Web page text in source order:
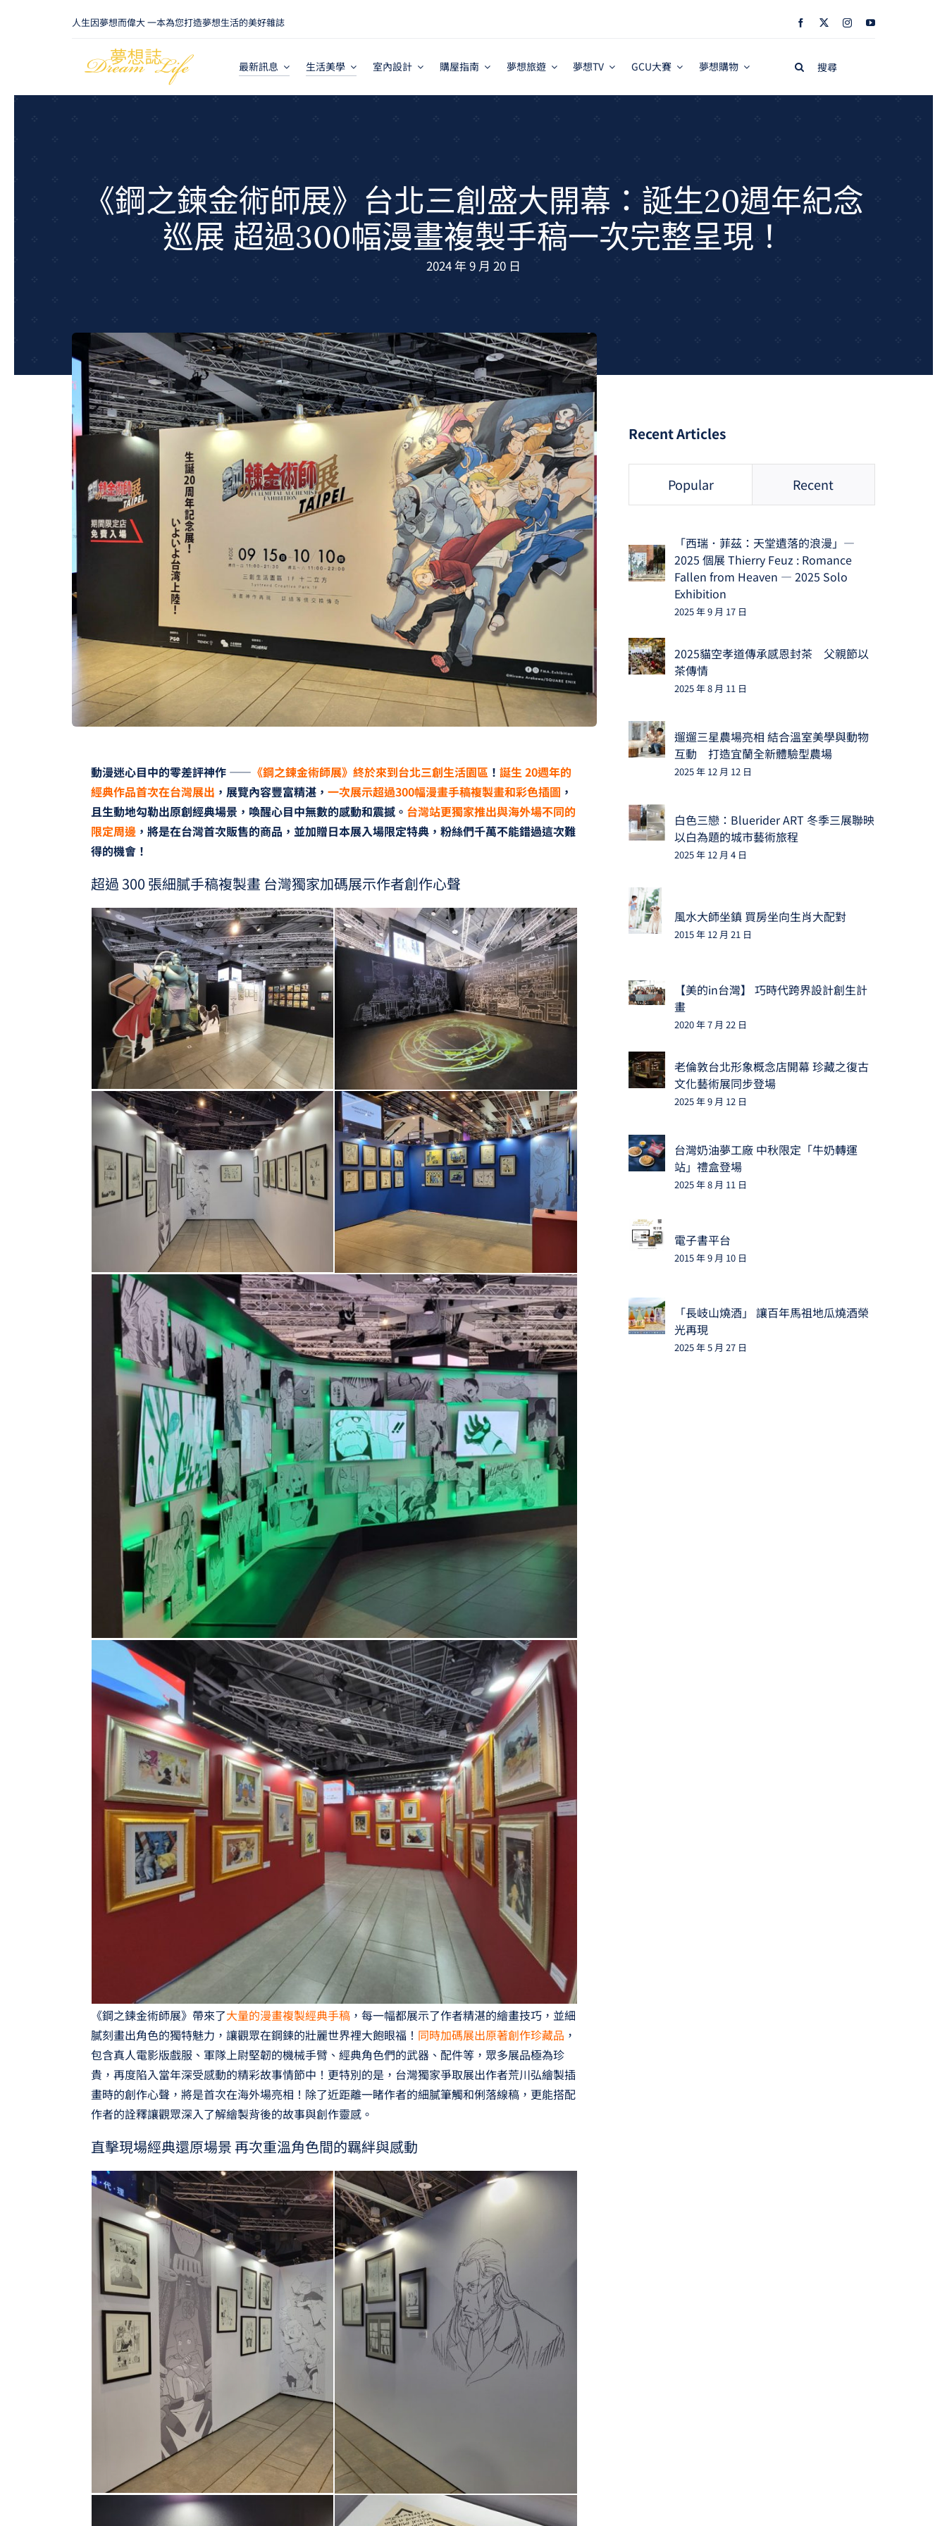
人生因夢想而偉大 一本為您打造夢想生活的美好雜誌
最新訊息 生活美學 室內設計 購屋指南 夢想旅遊 夢想TV GCU大賽 夢想購物
Search
《鋼之鍊金術師展》台北三創盛大開幕：誕生20週年紀念
巡展 超過300幅漫畫複製手稿一次完整呈現！
2024 年 9 月 20 日
動漫迷心目中的零差評神作 —— 《鋼之鍊金術師展》終於來到台北三創生活園區 ！ 誕生 20週年的
經典作品首次在台灣展出 ，展覽內容豐富精湛， 一次展示超過300幅漫畫手稿複製畫和彩色插圖 ，
且生動地勾勒出原創經典場景，喚醒心目中無數的感動和震撼。 台灣站更獨家推出與海外場不同的
限定周邊，將是在台灣首次販售的商品，並加贈日本展入場限定特典，粉絲們千萬不能錯過這次難
得的機會！
超過 300 張細膩手稿複製畫 台灣獨家加碼展示作者創作心聲
《鋼之鍊金術師展》帶來了大量的漫畫複製經典手稿，每一幅都展示了作者精湛的繪畫技巧，並細
膩刻畫出角色的獨特魅力，讓觀眾在鋼鍊的壯麗世界裡大飽眼福！ 同時加碼展出原著創作珍藏品 ，
包含真人電影版戲服、軍隊上尉堅韌的機械手臂、經典角色們的武器、配件等，眾多展品極為珍
貴，再度陷入當年深受感動的精彩故事情節中！更特別的是，台灣獨家爭取展出作者荒川弘繪製插
畫時的創作心聲，將是首次在海外場亮相！除了近距離一睹作者的細膩筆觸和俐落線稿，更能搭配
作者的詮釋讓觀眾深入了解繪製背後的故事與創作靈感。
直擊現場經典還原場景 再次重溫角色間的羈絆與感動
Recent Articles
Popular Recent
「西瑞．菲茲：天堂遺落的浪漫」—
2025 個展 Thierry Feuz : Romance
Fallen from Heaven — 2025 Solo
Exhibition
2025 年 9 月 17 日
2025貓空孝道傳承感恩封茶 父親節以
茶傳情
2025 年 8 月 11 日
遛遛三星農場亮相 結合溫室美學與動物
互動 打造宜蘭全新體驗型農場
2025 年 12 月 12 日
白色三戀：Bluerider ART 冬季三展聯映
以白為題的城市藝術旅程
2025 年 12 月 4 日
風水大師坐鎮 買房坐向生肖大配對
2015 年 12 月 21 日
【美的in台灣】 巧時代跨界設計創生計
畫
2020 年 7 月 22 日
老倫敦台北形象概念店開幕 珍藏之復古
文化藝術展同步登場
2025 年 9 月 12 日
台灣奶油夢工廠 中秋限定「牛奶轉運
站」禮盒登場
2025 年 8 月 11 日
電子書平台
2015 年 9 月 10 日
「長岐山燒酒」 讓百年馬祖地瓜燒酒榮
光再現
2025 年 5 月 27 日